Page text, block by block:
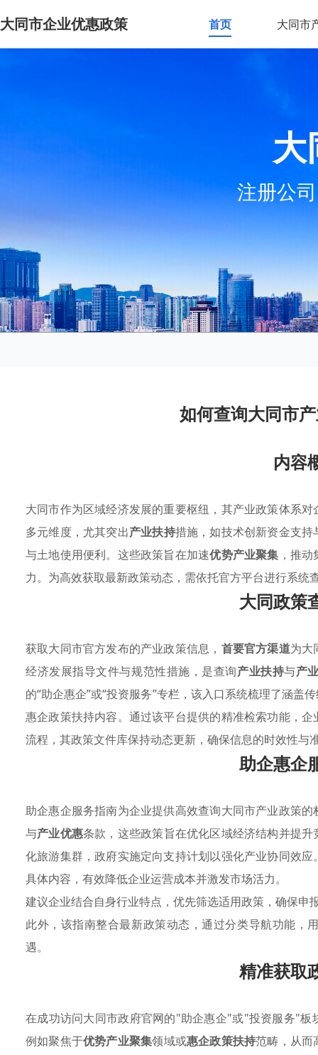
大同市企业优惠政策 首页 大同市
大
注册公
如何查询大同市
内容
大同市作为区域经济发展的重要枢纽，其产业政策体系
多元维度，尤其突出产业扶持措施，如技术创新资金支
与土地使用便利。这些政策旨在加速优势产业聚集 ，推
力。为高效获取最新政策动态，需依托官方平台进行系统
大同政策
获取大同市官方发布的产业政策信息， 首要官方渠道为大
经济发展指导文件与规范性措施，是查询产业扶持与产
的“助企惠企”或“投资服务”专栏，该入口系统梳理了涵盖
惠企政策扶持内容。通过该平台提供的精准检索功能，
流程，其政策文件库保持动态更新，确保信息的时效性与
助企惠企
助企惠企服务指南为企业提供高效查询大同市产业政策
与产业优惠条款，这些政策旨在优化区域经济结构并提升
化旅游集群，政府实施定向支持计划以强化产业协同效应
具体内容，有效降低企业运营成本并激发市场活力。
建议企业结合自身行业特点，优先筛选适用政策，确保申
此外，该指南整合最新政策动态，通过分类导航功能，
遇。
精准获取
在成功访问大同市政府官网的"助企惠企"或"投资服务"
例如聚焦于优势产业聚集领域或惠企政策扶持范畴，从而